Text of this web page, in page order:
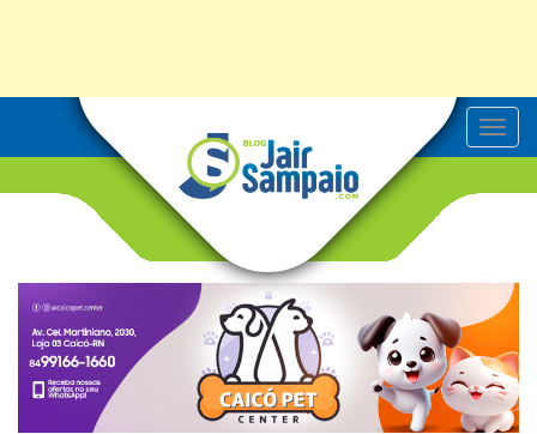
T
o
v
g
t
i
o
n